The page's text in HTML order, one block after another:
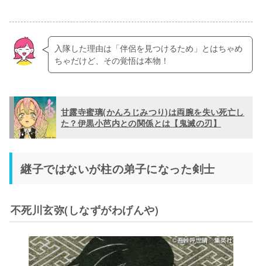
入隊した理由は「伴侶を見つけるため」とはちゃめ
ちゃだけど、その覚悟は本物！
甘露寺蜜璃(かんろじみつり)は両腕を失い死亡し
た？伊黒小芭内との関係とは【鬼滅の刃】
継子ではないが柱の弟子になった剣士
不死川玄弥(しなずがわげんや)